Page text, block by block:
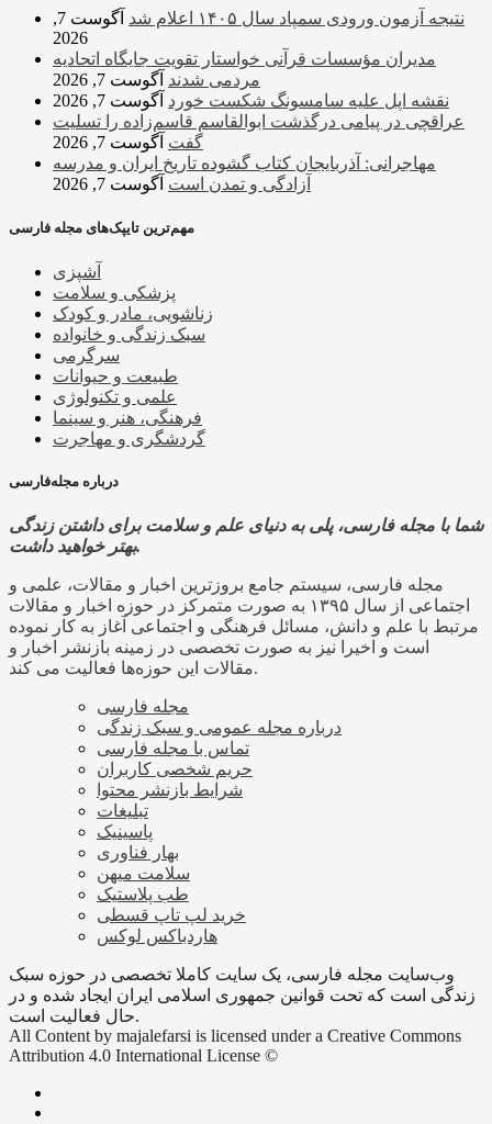
نتیجه آزمون ورودی سمپاد سال ۱۴۰۵ اعلام شد
آگوست 7,
2026
مدیران مؤسسات قرآنی خواستار تقویت جایگاه اتحادیه‌
مردمی شدند آگوست 7, 2026
نقشه اپل علیه سامسونگ شکست خورد آگوست 7, 2026
عراقچی در پیامی درگذشت ابوالقاسم قاسم‌زاده را تسلیت
گفت آگوست 7, 2026
مهاجرانی: آذربایجان کتاب گشوده تاریخ ایران و مدرسه
آزادگی و تمدن است آگوست 7, 2026
مهم‌ترین تایپک‌های مجله فارسی
آشپزی
پزشکی و سلامت
زناشویی، مادر و کودک
سبک زندگی و خانواده
سرگرمی
طبیعت و حیوانات
علمی و تکنولوژی
فرهنگی، هنر و سینما
گردشگری و مهاجرت
درباره مجله‌فارسی
شما با مجله فارسی، پلی به دنیای علم و سلامت برای داشتن زندگی
بهتر خواهید داشت.
مجله فارسی، سیستم جامع بروزترین اخبار و مقالات، علمی و
اجتماعی از سال ۱۳۹۵ به صورت متمرکز در حوزه اخبار و مقالات
مرتبط با علم و دانش، مسائل فرهنگی و اجتماعی آغاز به کار نموده
است و اخیرا نیز به صورت تخصصی در زمینه بازنشر اخبار و
مقالات این حوزه‌ها فعالیت می کند.
مجله فارسی
درباره مجله عمومی و سبک زندگی
تماس با مجله فارسی
حریم شخصی کاربران
شرایط بازنشر محتوا
تبلیغات
پاسینیک
بهار فناوری
سلامت میهن
طب پلاستیک
خرید لپ تاپ قسطی
هاردباکس لوکس
وب‌سایت مجله فارسی، یک سایت کاملا تخصصی در حوزه سبک
زندگی است که تحت قوانین جمهوری اسلامی ایران ایجاد شده و در
حال فعالیت است.
All Content by majalefarsi is licensed under a Creative Commons
Attribution 4.0 International License ©️